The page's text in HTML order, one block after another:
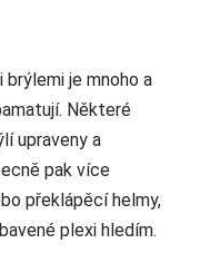
je mnoho a
Některé
upraveny a
pak více
překlápěcí helmy,
plexi hledím.